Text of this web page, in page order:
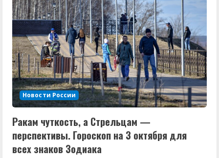
Новости России
Ракам чуткость, а Стрельцам —
перспективы. Гороскоп на 3 октября для
всех знаков Зодиака